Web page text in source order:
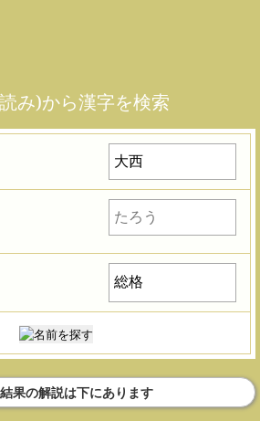
み)から漢字を検索
果の解説は下にあります